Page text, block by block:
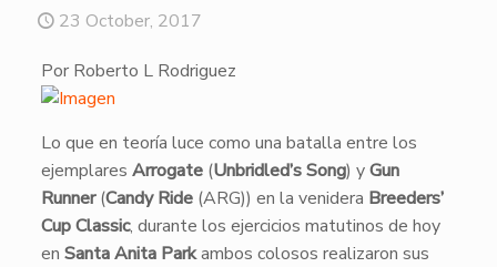
23 October, 2017
Por Roberto L Rodriguez
​Lo que en teoría luce como una batalla entre los
ejemplares Arrogate(Unbridled’s Song) yGun
Runner(Candy Ride(ARG)) en la venidera Breeders’
Cup Classic, durante los ejercicios matutinos de hoy
en SantaAnita Parkambos colosos realizaron sus